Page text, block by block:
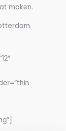
maken.